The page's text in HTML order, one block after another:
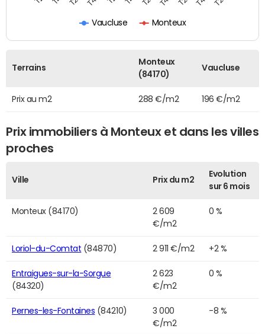
Vaucluse Monteux
Terrains
Monteux
(84170)
Vaucluse
Prix au m2 288 €/m2 196 €/m2
Prix immobiliers à Monteux et dans les villes
proches
Ville Prix du m2
Evolution
sur 6 mois
Monteux (84170)
2 609
€/m2
0 %
Loriol-du-Comtat (84870) 2 911 €/m2 +2 %
Entraigues-sur-la-Sorgue
(84320)
2 623
€/m2
0 %
Pernes-les-Fontaines (84210)
3 000
€/m2
-8 %